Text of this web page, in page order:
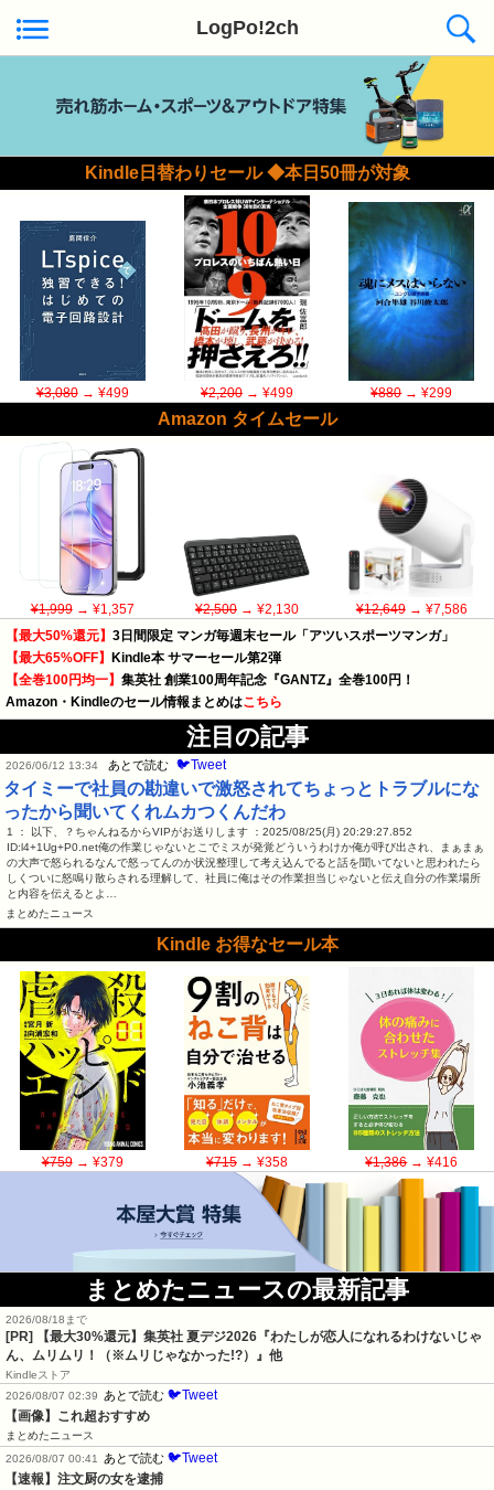
LogPo!2ch
Kindle日替わりセール ◆本日50冊が対象
¥3,080→ ¥499 ¥2,200→ ¥499 ¥880→ ¥299
Amazon タイムセール
¥1,999→ ¥1,357 ¥2,500→ ¥2,130 ¥12,649→ ¥7,586
【最大50%還元】 3日間限定 マンガ毎週末セール「アツいスポーツマンガ」
【最大65%OFF】
Kindle本 サマーセール第2弾
【全巻100円均一】 集英社 創業100周年記念『GANTZ』全巻100円！
Amazon・Kindleのセール情報まとめはこちら
注目の記事
2026/06/12 13:34 あとで読む 🐦Tweet
タイミーで社員の勘違いで激怒されてちょっとトラブルにな
ったから聞いてくれムカつくんだわ
1 ： 以下、？ちゃんねるからVIPがお送りします ：2025/08/25(月) 20:29:27.852
ID:l4+1Ug+P0.net俺の作業じゃないとこでミスが発覚どういうわけか俺が呼び出され、まぁまぁ
の大声で怒られるなんで怒ってんのか状況整理して考え込んでると話を聞いてないと思われたら
しくついに怒鳴り散らされる理解して、社員に俺はその作業担当じゃないと伝え自分の作業場所
と内容を伝えるとよ…
まとめたニュース
Kindle お得なセール本
¥759→ ¥379 ¥715→ ¥358 ¥1,386→ ¥416
まとめたニュースの最新記事
2026/08/18まで
[PR]
【最大30%還元】集英社 夏デジ2026『わたしが恋人になれるわけないじゃ
ん、ムリムリ！（※ムリじゃなかった!?）』他
Kindleストア
2026/08/07 02:39
あとで読む 🐦Tweet
【画像】これ超おすすめ
まとめたニュース
2026/08/07 00:41
あとで読む 🐦Tweet
【速報】注文厨の女を逮捕